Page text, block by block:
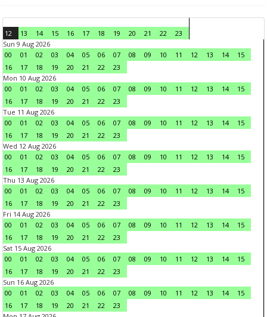
12 13 14 15 16 17 18 19 20 21 22
23
Sun 9 Aug 2026
00
01 02 03 04 05 06 07 08 09 10 11 12 13 14
15
16
17 18 19 20 21 22
23
Mon 10 Aug 2026
00
01 02 03 04 05 06 07 08 09 10 11 12 13 14
15
16
17 18 19 20 21 22
23
Tue 11 Aug 2026
00
01 02 03 04 05 06 07 08 09 10 11 12 13 14
15
16
17 18 19 20 21 22
23
Wed 12 Aug 2026
00
01 02 03 04 05 06 07 08 09 10 11 12 13 14
15
16
17 18 19 20 21 22
23
Thu 13 Aug 2026
00
01 02 03 04 05 06 07 08 09 10 11 12 13 14
15
16
17 18 19 20 21 22
23
Fri 14 Aug 2026
00
01 02 03 04 05 06 07 08 09 10 11 12 13 14
15
16
17 18 19 20 21 22
23
Sat 15 Aug 2026
00
01 02 03 04 05 06 07 08 09 10 11 12 13 14
15
16
17 18 19 20 21 22
23
Sun 16 Aug 2026
00
01 02 03 04 05 06 07 08 09 10 11 12 13 14
15
16
17 18 19 20 21 22
23